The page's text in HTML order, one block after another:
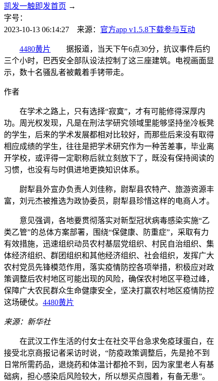
凯发一触即发首页 →
字号：
2023-10-13 06:14:27 来源： 官方app v1.5.8下载参与互动
4480黄片 据报道，当天下午6点30分，抗议事件后约
三个小时，巴西安全部队设法控制了这三座建筑。电视画面显
示，数十名骚乱者被戴着手铐带走。
作者
在学术之路上，只有选择“寂寞”，才有可能修得深厚内
功。周光权发现，凡是在刑法学研究领域里能够坚持坐冷板凳
的学生，后来的学术发展都相对比较好，而那些后来没有取得
相应成绩的学生，往往是把学术研究作为一种苦差事，毕业离
开学校，或评得一定职称后就立刻放下了，既没有保持阅读的
习惯，也没有与时俱进地更换知识体系。
尉犁县外宣办负责人刘佳称，尉犁县农特产、旅游资源丰
富，刘元杰被推选为政协委员，尉犁县珍惜这样的电商人才。
意见强调，各地要贯彻落实对新型冠状病毒感染实施“乙
类乙管”的总体方案部署，围绕“保健康、防重症”，采取有力
有效措施，迅速组织动员农村基层党组织、村民自治组织、集
体经济组织、群团组织和其他经济组织、社会组织，发挥广大
农村党员先锋模范作用，落实疫情防控各项举措，积极应对政
策调整后农村地区可能出现的风险，确保农村地区平稳过峰，
保障广大农民群众生命健康安全，坚决打赢农村地区疫情防控
这场硬仗。 4480黄片
来源：新华社
在武汉工作生活的付女士在社交平台急求免疫球蛋白，在
接受北京商报记者采访时说，“防疫政策调整后，先是抢不到
日常所需药品，退烧药和体温计都抢不到，因为家里老人有基
础病，担心感染后风险较大，所以想买点囤着，有备无患”。